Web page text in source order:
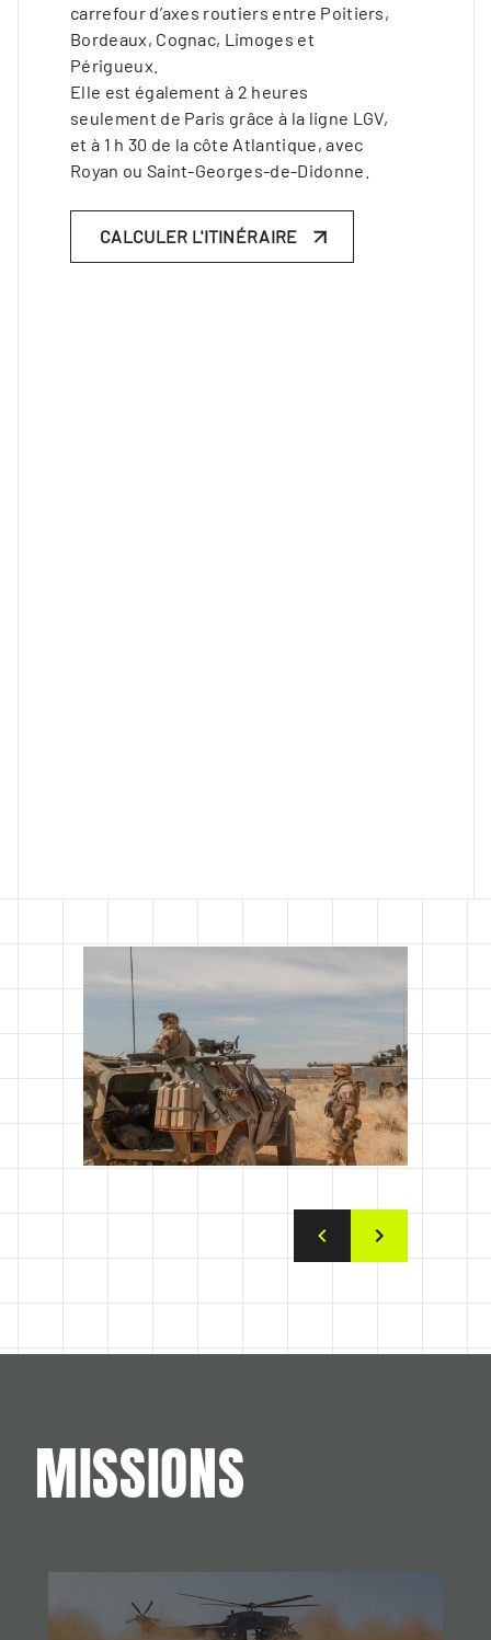
carrefour d’axes routiers entre Poitiers,
Bordeaux, Cognac, Limoges et
Périgueux.
Elle est également à 2 heures
seulement de Paris grâce à la ligne LGV,
et à 1 h 30 de la côte Atlantique, avec
Royan ou Saint-Georges-de-Didonne.
CALCULER L'ITINÉRAIRE
MISSIONS